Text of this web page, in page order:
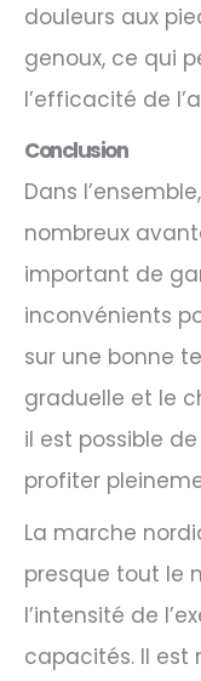
douleurs aux
genoux, ce qui
l’efficacité de
Conclusion
Dans
nombreux
important de
inconvénients
sur une bonne
graduelle et le
il est possible
profiter
La marche
presque tout le
l’intensité de
capacités. Il